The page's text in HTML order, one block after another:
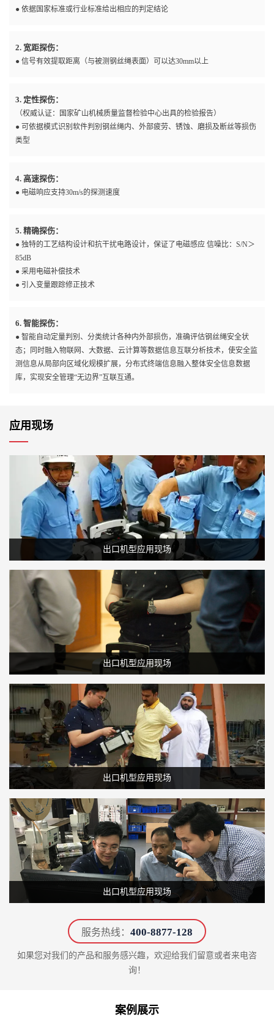
● 依据国家标准或行业标准给出相应的判定结论
2. 宽距探伤：
● 信号有效提取距离（与被测钢丝绳表面）可以达30mm以上
3. 定性探伤：
（权威认证：国家矿山机械质量监督检验中心出具的检验报告）
● 可依据模式识别软件判别钢丝绳内、外部疲劳、锈蚀、磨损及断丝等损伤
类型
4. 高速探伤：
● 电磁响应支持30m/s的探测速度
5. 精确探伤：
● 独特的工艺结构设计和抗干扰电路设计，保证了电磁感应 信噪比：S/N＞
85dB
● 采用电磁补偿技术
● 引入变量跟踪修正技术
6. 智能探伤：
● 智能自动定量判别、分类统计各种内外部损伤，准确评估钢丝绳安全状
态；同时融入物联网、大数据、云计算等数据信息互联分析技术，使安全监
测信息从局部向区域化规模扩展，分布式终端信息融入整体安全信息数据
库，实现安全管理“无边界”互联互通。
应用现场
出口机型应用现场
出口机型应用现场
出口机型应用现场
出口机型应用现场
服务热线： 400-8877-128
如果您对我们的产品和服务感兴趣，欢迎给我们留意或者来电咨
询！
案例展示